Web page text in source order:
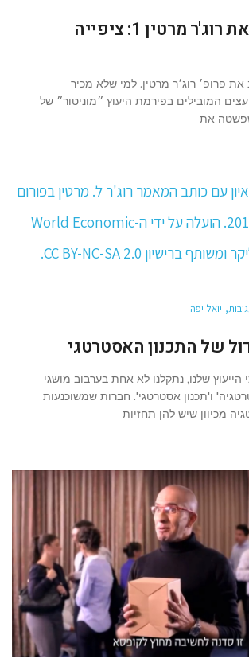
מי הפליל את רוג'ר מרטין 1: ציפייה
פרופ׳ רוג׳ר מרטין. למי שלא מכיר –
המובילים בפירמת היעוץ ״מוניטור״ של
את
יואל יפה
של התכנון האסטרטגי
שלנו, נתקלנו לא אחת בערבוב מושגי
ו'תכנון אסטרטגי'. חברות שמשוכנעות
מכיוון שיש להן תחזיות